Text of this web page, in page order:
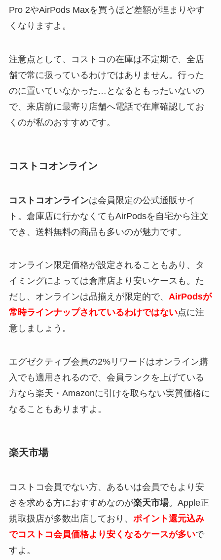
Pro 2やAirPods Maxを買うほど差額が埋まりやす
くなりますよ。
注意点として、コストコの在庫は不定期で、全店
舗で常に扱っているわけではありません。行った
のに置いていなかった…となるともったいないの
で、来店前に最寄り店舗へ電話で在庫確認してお
くのが私のおすすめです。
コストコオンライン
コストコオンラインは会員限定の公式通販サイ
ト。倉庫店に行かなくてもAirPodsを自宅から注文
でき、送料無料の商品も多いのが魅力です。
オンライン限定価格が設定されることもあり、タ
イミングによっては倉庫店より安いケースも。た
だし、オンラインは品揃えが限定的で、 AirPodsが
常時ラインナップされているわけではない点に注
意しましょう。
エグゼクティブ会員の2%リワードはオンライン購
入でも適用されるので、会員ランクを上げている
方なら楽天・Amazonに引けを取らない実質価格に
なることもありますよ。
楽天市場
コストコ会員でない方、あるいは会員でもより安
さを求める方におすすめなのが楽天市場。Apple正
規取扱店が多数出店しており、 ポイント還元込み
でコストコ会員価格より安くなるケースが多いで
すよ。